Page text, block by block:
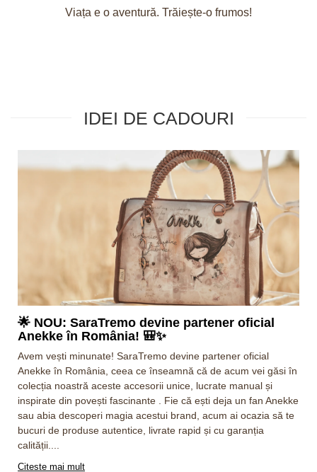
Viața e o aventură. Trăiește-o frumos!
IDEI DE CADOURI
🌟 NOU: SaraTremo devine partener oficial
Anekke în România! 🎒✨
Avem vești minunate! SaraTremo devine partener oficial
Anekke în România, ceea ce înseamnă că de acum vei găsi în
colecția noastră aceste accesorii unice, lucrate manual și
inspirate din povești fascinante . Fie că ești deja un fan Anekke
sau abia descoperi magia acestui brand, acum ai ocazia să te
bucuri de produse autentice, livrate rapid și cu garanția
calității....
Citeste mai mult